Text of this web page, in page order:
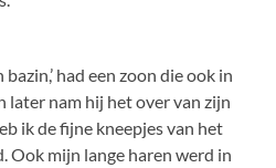
had een zoon die ook in
later nam hij het over van zijn
ik de fijne kneepjes van het
Ook mijn lange haren werd in